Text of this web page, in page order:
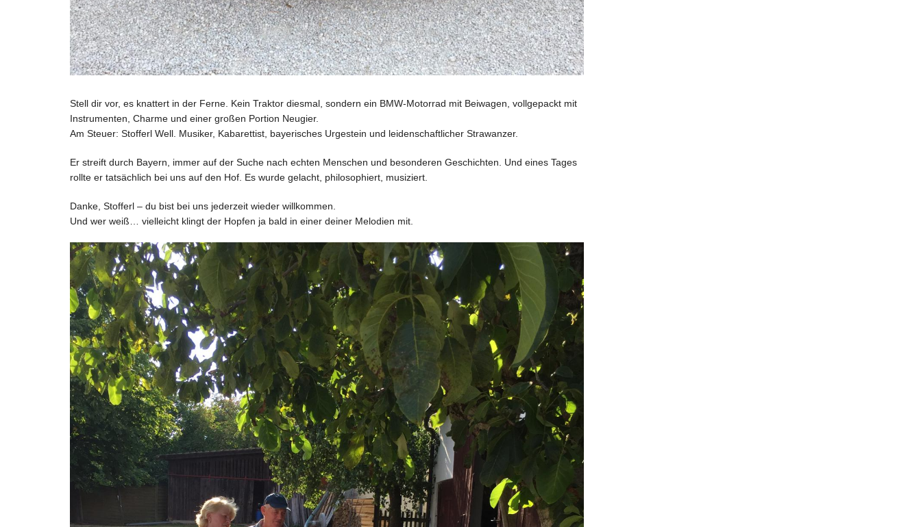
Stell dir vor, es knattert in der Ferne. Kein Traktor diesmal, sondern ein BMW-Motorrad mit Beiwagen, vollgepackt mit
Instrumenten, Charme und einer großen Portion Neugier.
Am Steuer: Stofferl Well. Musiker, Kabarettist, bayerisches Urgestein und leidenschaftlicher Strawanzer.
Er streift durch Bayern, immer auf der Suche nach echten Menschen und besonderen Geschichten. Und eines Tages
rollte er tatsächlich bei uns auf den Hof. Es wurde gelacht, philosophiert, musiziert.
Danke, Stofferl – du bist bei uns jederzeit wieder willkommen.
Und wer weiß… vielleicht klingt der Hopfen ja bald in einer deiner Melodien mit.